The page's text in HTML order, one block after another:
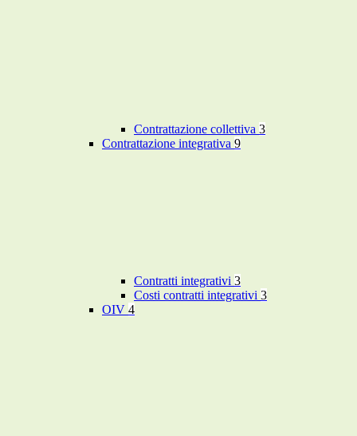
Contrattazione collettiva 3
Contrattazione integrativa 9
Contratti integrativi 3
Costi contratti integrativi 3
OIV 4